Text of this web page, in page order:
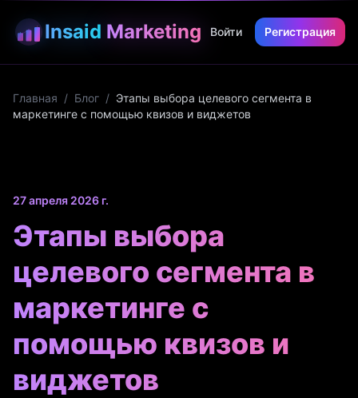
Insaid Marketing Войти Регистрация
Главная / Блог / Этапы выбора целевого сегмента в
маркетинге с помощью квизов и виджетов
27 апреля 2026 г.
Этапы выбора
целевого сегмента в
маркетинге с
помощью квизов и
виджетов